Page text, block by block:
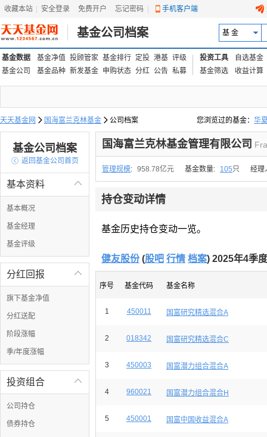
收藏本站 安全登录 免费开户 忘记密码 手机客户端
基金公司档案 基 金
基金数据 基金净值 投顾管家 基金排行 定投 港基 评级
基金公司
基金品种 新发基金 申购状态 分红 公告 私募
投资工具
自选基金
基金筛选
收益计算
天天基金网  国海富兰克林基金  公司档案 您浏览过的基金： 华
易方达上证中盘ETF联
基金公司档案
 返回基金公司首页

基本资料
基本概况
基金经理
基金评级

分红回报
旗下基金净值
分红送配
阶段涨幅
季/年度涨幅

投资组合
公司持仓
债券持仓
国海富兰克林基金管理有限公司
管理规模: 958.78亿元 基金数量: 105只 经理
持仓变动详情
基金历史持仓变动一览。
健友股份(股吧 行情 档案) 2025年4季
序号 基金代码 基金名称
1 450011 国富研究精选混合A
2 018342 国富研究精选混合C
3 450003 国富潜力组合混合A
4 960021 国富潜力组合混合H
5 450001 国富中国收益混合A